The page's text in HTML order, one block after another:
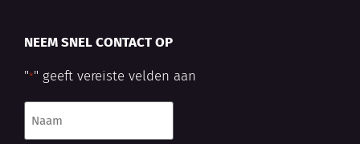
NEEM SNEL CONTACT OP
"*" geeft vereiste velden aan
Naam